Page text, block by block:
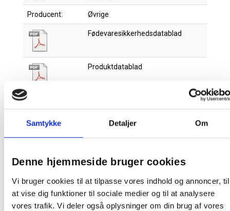
Samtykke Detaljer Om
Denne hjemmeside bruger cookies
Vi bruger cookies til at tilpasse vores indhold og annoncer, til
at vise dig funktioner til sociale medier og til at analysere
vores trafik. Vi deler også oplysninger om din brug af vores
Producent: Øvrige
Fødevaresikkerhedsdatablad
Produktdatablad
Relaterede produkter